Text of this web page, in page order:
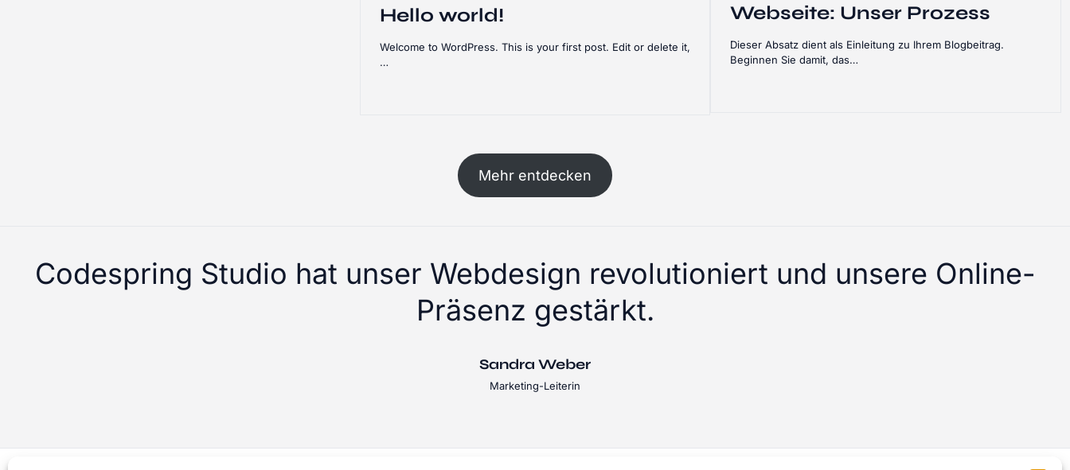
Hello world!
Welcome to WordPress. This is your first post. Edit or delete it,
…
Webseite: Unser Prozess
Dieser Absatz dient als Einleitung zu Ihrem Blogbeitrag.
Beginnen Sie damit, das…
Mehr entdecken
Codespring Studio hat unser Webdesign revolutioniert und unsere Online-
Präsenz gestärkt.
Sandra Weber
Marketing-Leiterin